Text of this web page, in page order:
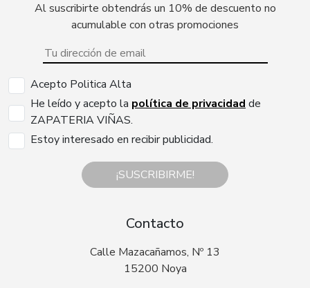
Al suscribirte obtendrás un 10% de descuento no
acumulable con otras promociones
Acepto Politica Alta
He leído y acepto la política de privacidad de
ZAPATERIA VIÑAS.
Estoy interesado en recibir publicidad.
¡SUSCRIBIRME!
Contacto
Calle Mazacañamos, Nº 13
15200 Noya